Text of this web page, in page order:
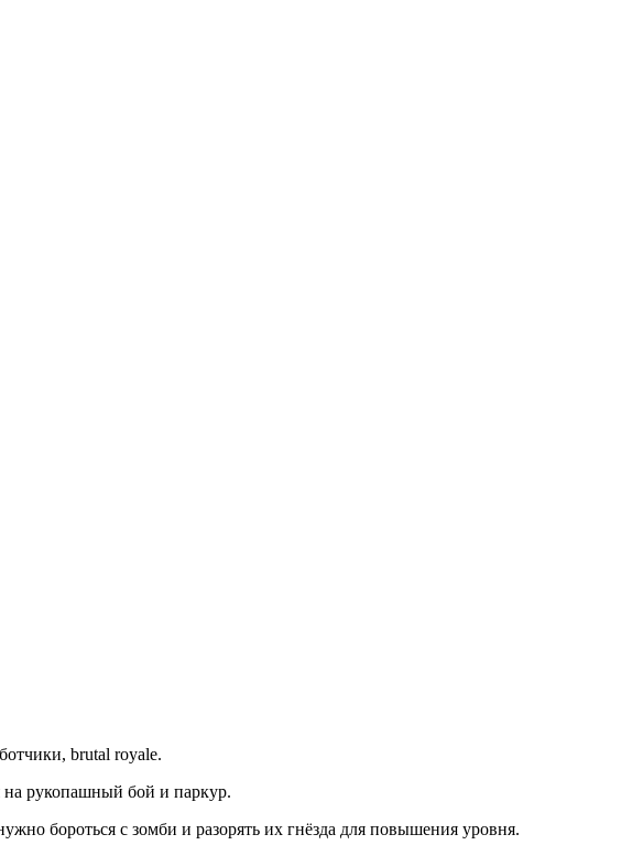
brutal royale‎.
на рукопашный бой и паркур.
бороться с зомби и разорять их гнёзда для повышения уровня.